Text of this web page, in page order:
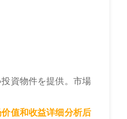
資物件を提供。市場
值和收益详细分析后